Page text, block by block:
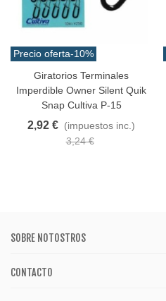
Precio oferta-10%
Giratorios Terminales
Imperdible Owner Silent Quik
Snap Cultiva P-15
2,92 € (impuestos inc.)
3,24 €
SOBRE NOTOSTROS
CONTACTO